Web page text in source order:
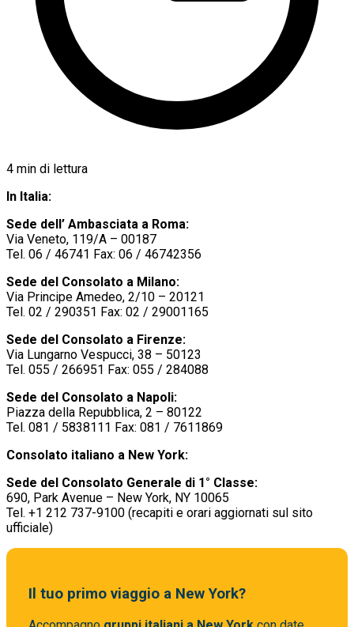
4 min di lettura
In Italia:
Sede dell’ Ambasciata a Roma:
Via Veneto, 119/A – 00187
Tel. 06 / 46741 Fax: 06 / 46742356
Sede del Consolato a Milano:
Via Principe Amedeo, 2/10 – 20121
Tel. 02 / 290351 Fax: 02 / 29001165
Sede del Consolato a Firenze:
Via Lungarno Vespucci, 38 – 50123
Tel. 055 / 266951 Fax: 055 / 284088
Sede del Consolato a Napoli:
Piazza della Repubblica, 2 – 80122
Tel. 081 / 5838111 Fax: 081 / 7611869
Consolato italiano a New York:
Sede del Consolato Generale di 1° Classe:
690, Park Avenue – New York, NY 10065
Tel. +1 212 737-9100 (recapiti e orari aggiornati sul sito
ufficiale)
Il tuo primo viaggio a New York?